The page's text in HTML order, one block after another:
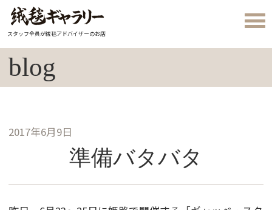
スタッフ全員が絨毯アドバイザーのお店
blog
2017年6月9日
準備バタバタ